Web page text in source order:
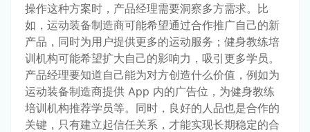
操作这种方案时，产品经理需要洞察多方需求。比
如，运动装备制造商可能希望通过合作推广自己的新
产品，同时为用户提供更多的运动服务；健身教练培
训机构可能希望扩大自己的影响力，吸引更多学员。
产品经理要知道自己能为对方创造什么价值，例如为
运动装备制造商提供 App 内的广告位，为健身教练
培训机构推荐学员等。同时，良好的人品也是合作的
关键，只有建立起信任关系，才能实现长期稳定的合